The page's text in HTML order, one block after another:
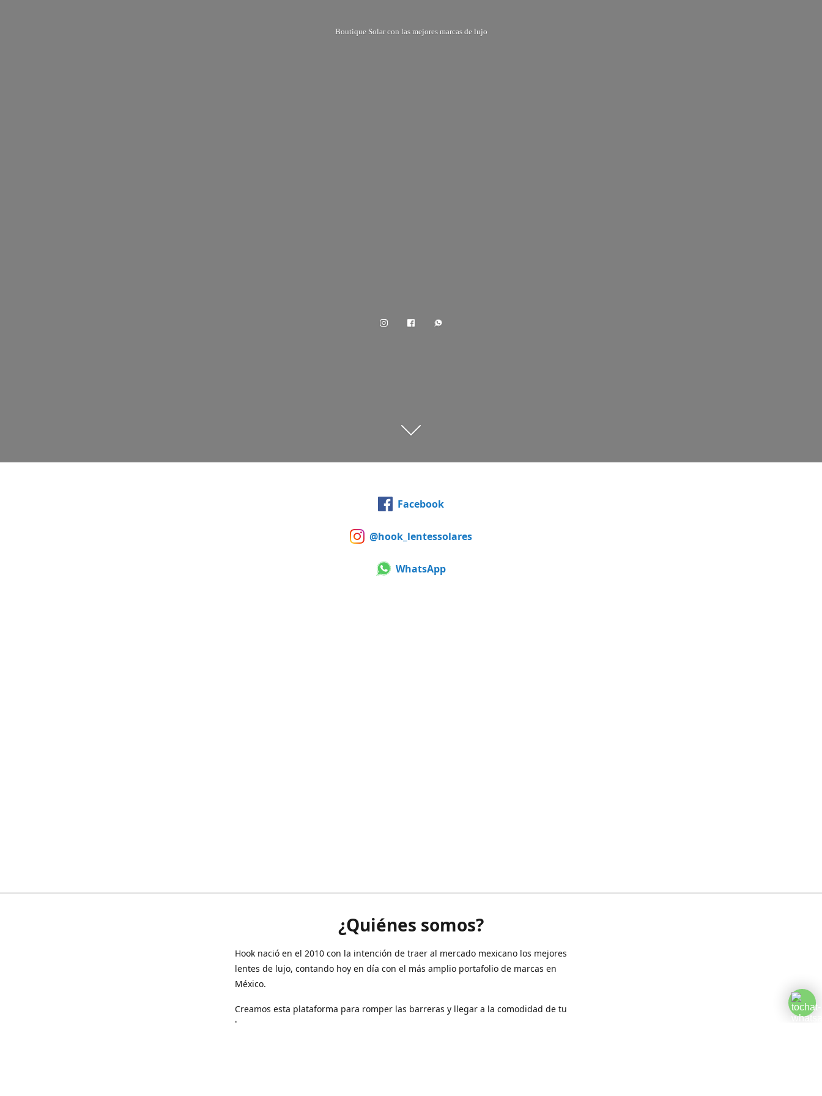
Boutique Solar con las mejores marcas de lujo
Facebook
@hook_lentessolares
WhatsApp
¿Quiénes somos?
Hook nació en el 2010 con la intención de traer al mercado mexicano los mejores
lentes de lujo, contando hoy en día con el más amplio portafolio de marcas en
México.
Creamos esta plataforma para romper las barreras y llegar a la comodidad de tu
hogar.